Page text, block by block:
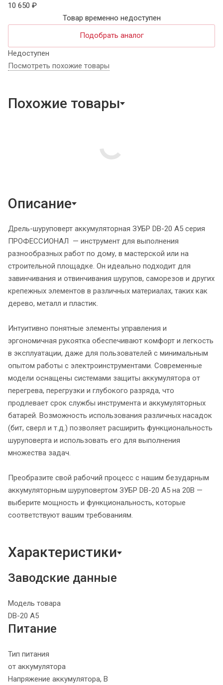
10 650 ₽
Товар временно недоступен
Подобрать аналог
Недоступен
Посмотреть похожие товары
Похожие товары
Описание
Дрель-шуруповерт аккумуляторная ЗУБР DB-20 A5 серия
ПРОФЕССИОНАЛ — инструмент для выполнения
разнообразных работ по дому, в мастерской или на
строительной площадке. Он идеально подходит для
завинчивания и отвинчивания шурупов, саморезов и других
крепежных элементов в различных материалах, таких как
дерево, металл и пластик.
Интуитивно понятные элементы управления и
эргономичная рукоятка обеспечивают комфорт и легкость
в эксплуатации, даже для пользователей с минимальным
опытом работы с электроинструментами. Современные
модели оснащены системами защиты аккумулятора от
перегрева, перегрузки и глубокого разряда, что
продлевает срок службы инструмента и аккумуляторных
батарей. Возможность использования различных насадок
(бит, сверл и т.д.) позволяет расширить функциональность
шуруповерта и использовать его для выполнения
множества задач.
Преобразите свой рабочий процесс с нашим безударным
аккумуляторным шуруповертом ЗУБР DB-20 A5 на 20В —
выберите мощность и функциональность, которые
соответствуют вашим требованиям.
Характеристики
Заводские данные
Модель товара
DB-20 A5
Питание
Тип питания
от аккумулятора
Напряжение аккумулятора, В